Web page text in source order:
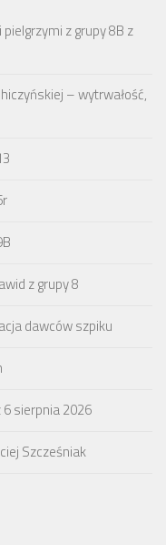
z grupy 8B z
– wytrwałość,
z grupy 8
dawców szpiku
sierpnia 2026
Szcześniak